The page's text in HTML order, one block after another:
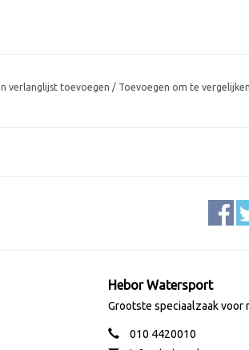
verlanglijst toevoegen / Toevoegen om te vergelijken
Hebor Watersport
Grootste speciaalzaak voor
010 4420010